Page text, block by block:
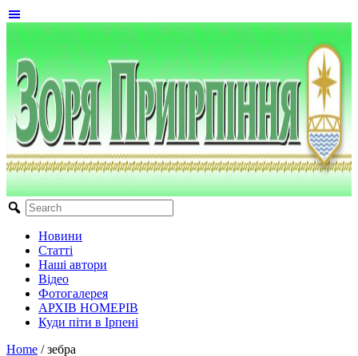
Новини
Статті
Наші автори
Відео
Фотогалерея
АРХІВ НОМЕРІВ
Куди піти в Ірпені
Home / зебра